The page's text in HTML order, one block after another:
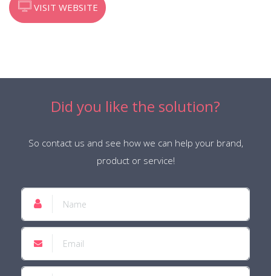
VISIT WEBSITE
Did you like the solution?
So contact us and see how we can help your brand,
product or service!